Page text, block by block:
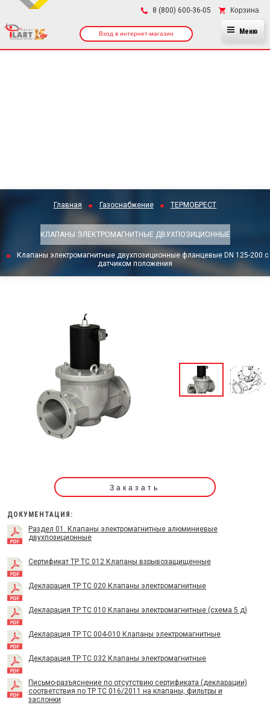
8 (800) 600-36-05 Корзина
Вход в интернет-магазин Меню
Главная Газоснабжение ТЕРМОБРЕСТ
КЛАПАНЫ ЭЛЕКТРОМАГНИТНЫЕ ДВУХПОЗИЦИОННЫЕ
Клапаны электромагнитные двухпозиционные фланцевые DN 125-200 с
датчиком положения
Заказать
ДОКУМЕНТАЦИЯ:
Раздел 01. Клапаны электромагнитные алюминиевые
двухпозиционные
Сертификат TP TC 012 Клапаны взрывозащищенные
Декларация ТР ТС 020 Клапаны электромагнитные
Декларация ТР ТС 010 Клапаны электромагнитные (схема 5 д)
Декларация ТР ТС 004-010 Клапаны электромагнитные
Декларация ТР ТС 032 Клапаны электромагнитные
Письмо-разъяснение по отсутствию сертификата (декларации)
соответствия по ТР ТС 016/2011 на клапаны, фильтры и
заслонки
×